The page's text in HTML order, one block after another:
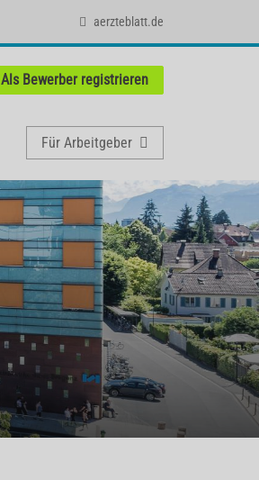
aerzteblatt.de
Als Bewerber registrieren
Für Arbeitgeber